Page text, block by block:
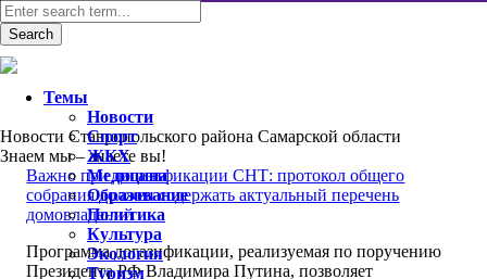
Новости Ставропольского района Самарской области
Знаем мы – знаете вы!
Важно при догазификации СНТ: протокол общего
собрания должен содержать актуальный перечень
домовладений
Программа догазификации, реализуемая по поручению
Президента РФ Владимира Путина, позволяет
Темы
Новости
Спорт
ЖКХ
Медицина
Образование
Политика
Культура
Экология
Туризм